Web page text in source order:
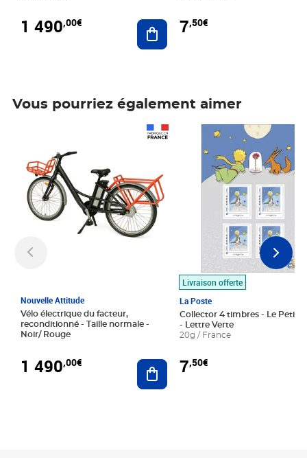
1 490,00€ Ajouter au panier
7,50€
Vous pourriez également aimer
Nouvelle Attitude
Vélo électrique du facteur,
reconditionné - Taille normale -
Noir/ Rouge
1 490,00€ Ajouter au panier
Livraison offerte
La Poste
Collector 4 timbres - Le Petit
- Lettre Verte
20g / France
7,50€
Prix 7,50€